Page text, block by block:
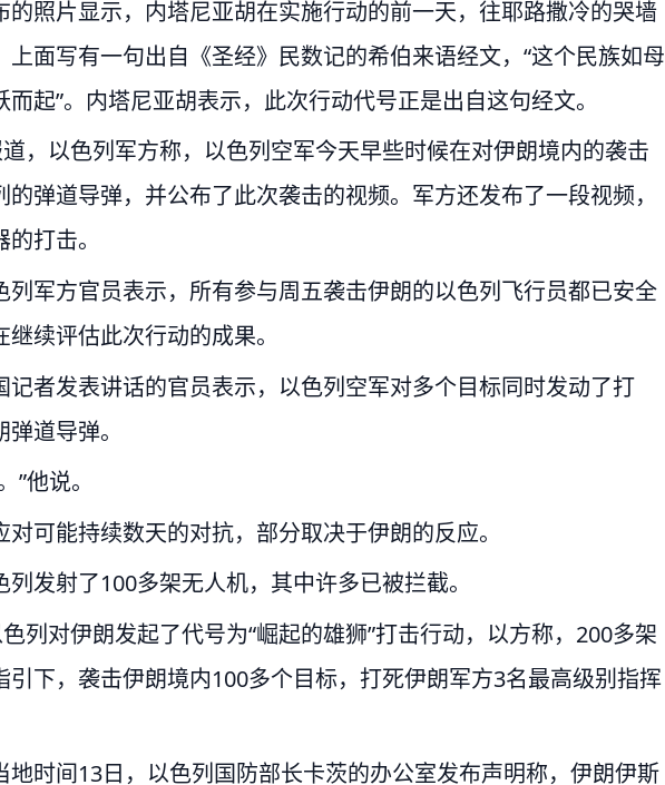
的照片显示，内塔尼亚胡在实施行动的前一天，往耶路撒冷的哭墙
面写有一句出自《圣经》民数记的希伯来语经文，“这个民族如母
起”。内塔尼亚胡表示，此次行动代号正是出自这句经文。
，以色列军方称，以色列空军今天早些时候在对伊朗境内的袭击
弹道导弹，并公布了此次袭击的视频。军方还发布了一段视频，
打击。
列军方官员表示，所有参与周五袭击伊朗的以色列飞行员都已安全
续评估此次行动的成果。
记者发表讲话的官员表示，以色列空军对多个目标同时发动了打
道导弹。
他说。
可能持续数天的对抗，部分取决于伊朗的反应。
发射了100多架无人机，其中许多已被拦截。
列对伊朗发起了代号为“崛起的雄狮”打击行动，以方称，200多架
引下，袭击伊朗境内100多个目标，打死伊朗军方3名最高级别指挥
时间13日，以色列国防部长卡茨的办公室发布声明称，伊朗伊斯